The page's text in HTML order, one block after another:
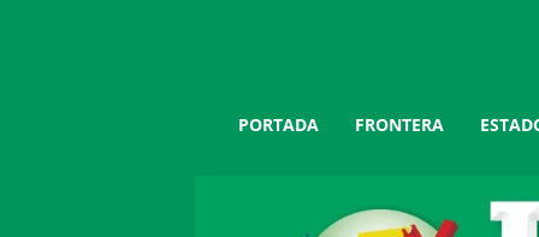
PORTADA FRONTERA